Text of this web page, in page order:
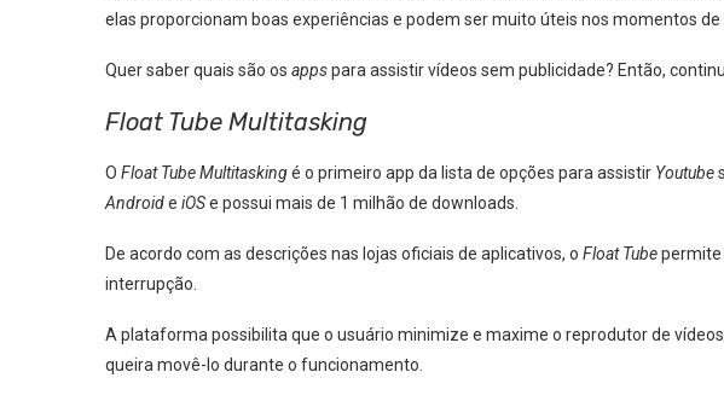
elas proporcionam boas experiências e podem ser muito úteis nos momentos de
Quer saber quais são os appspara assistir vídeos sem publicidade? Então,
Float Tube Multitasking
O Float Tube Multitaskingé o primeiro app da lista de opções para assistir Youtube
Androide iOSe possui mais de 1 milhão de downloads.
De acordo com as descrições nas lojas oficiais de aplicativos, o Float Tubepermite
interrupção.
A plataforma possibilita que o usuário minimize e maxime o reprodutor de
queira movê-lo durante o funcionamento.